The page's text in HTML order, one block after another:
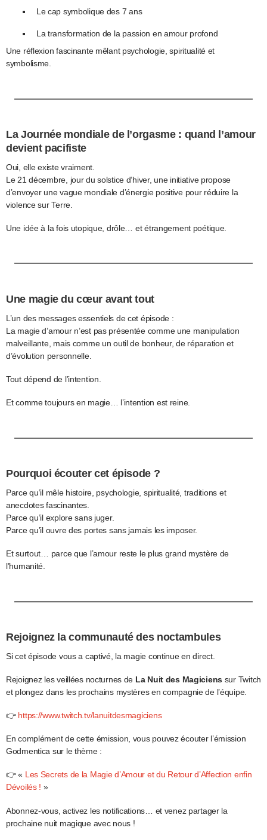
Le cap symbolique des 7 ans
La transformation de la passion en amour profond
Une réflexion fascinante mêlant psychologie, spiritualité et
symbolisme.
La Journée mondiale de l’orgasme : quand l’amour
devient pacifiste
Oui, elle existe vraiment.
Le 21 décembre, jour du solstice d’hiver, une initiative propose
d’envoyer une vague mondiale d’énergie positive pour réduire la
violence sur Terre.
Une idée à la fois utopique, drôle… et étrangement poétique.
Une magie du cœur avant tout
L’un des messages essentiels de cet épisode :
La magie d’amour n’est pas présentée comme une manipulation
malveillante, mais comme un outil de bonheur, de réparation et
d’évolution personnelle.
Tout dépend de l’intention.
Et comme toujours en magie… l’intention est reine.
Pourquoi écouter cet épisode ?
Parce qu’il mêle histoire, psychologie, spiritualité, traditions et
anecdotes fascinantes.
Parce qu’il explore sans juger.
Parce qu’il ouvre des portes sans jamais les imposer.
Et surtout… parce que l’amour reste le plus grand mystère de
l’humanité.
Rejoignez la communauté des noctambules
Si cet épisode vous a captivé, la magie continue en direct.
Rejoignez les veillées nocturnes de La Nuit des Magiciens sur Twitch
et plongez dans les prochains mystères en compagnie de l’équipe.
👉 https://www.twitch.tv/lanuitdesmagiciens
En complément de cette émission, vous pouvez écouter l’émission
Godmentica sur le thème :
👉 « Les Secrets de la Magie d’Amour et du Retour d’Affection enfin
Dévoilés ! »
Abonnez-vous, activez les notifications… et venez partager la
prochaine nuit magique avec nous !